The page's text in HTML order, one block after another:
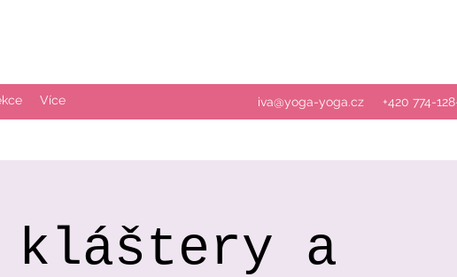
Více iva@yoga-yoga.cz +420 774-
kláštery a